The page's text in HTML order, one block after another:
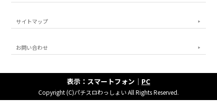
サイトマップ
お問い合わせ
表示：スマートフォン｜ PC
Copyright (C)パチスロわっしょい All Rights Reserved.